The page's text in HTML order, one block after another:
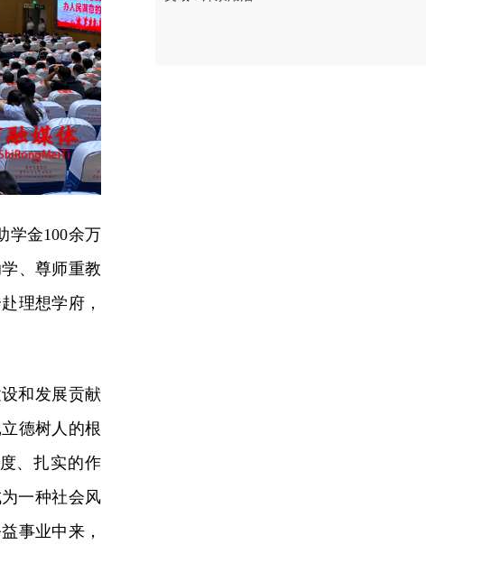
学金100余万
、尊师重教
理想学府，
和发展贡献
德树人的根
、扎实的作
一种社会风
事业中来，